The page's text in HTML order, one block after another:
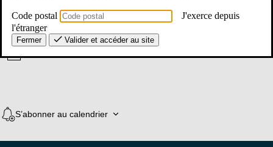
Évènements pour ce lieu
Notice
S’abonner au calendrier
Code postal
J'exerce depuis
l'étranger
Fermer Valider et accéder au site